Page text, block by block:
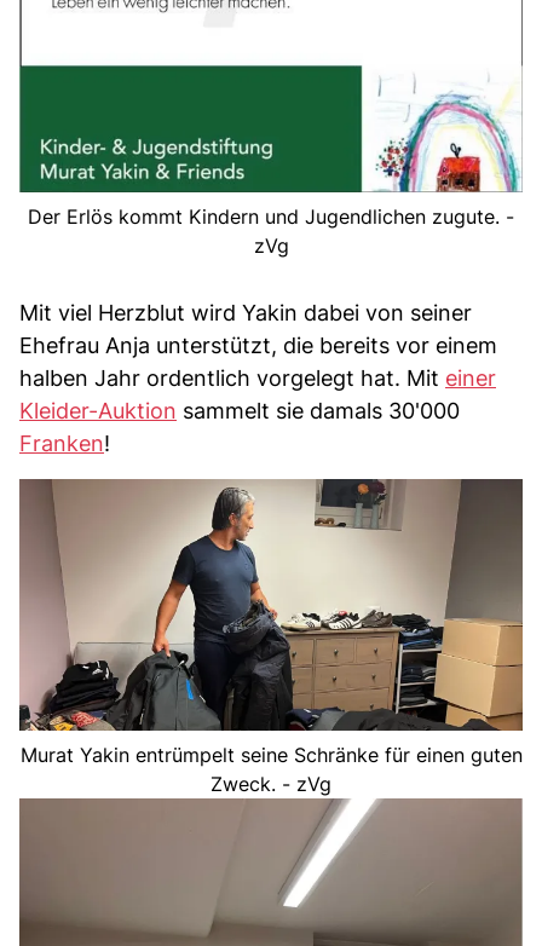
Der Erlös kommt Kindern und Jugendlichen zugute. -
zVg
Mit viel Herzblut wird Yakin dabei von seiner
Ehefrau Anja unterstützt, die bereits vor einem
halben Jahr ordentlich vorgelegt hat. Mit einer
Kleider-Auktion sammelt sie damals 30'000
Franken!
Murat Yakin entrümpelt seine Schränke für einen guten
Zweck. - zVg